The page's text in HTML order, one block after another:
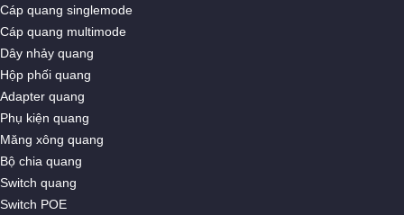
Cáp quang singlemode
Cáp quang multimode
Dây nhảy quang
Hộp phối quang
Adapter quang
Phụ kiện quang
Măng xông quang
Bộ chia quang
Switch quang
Switch POE